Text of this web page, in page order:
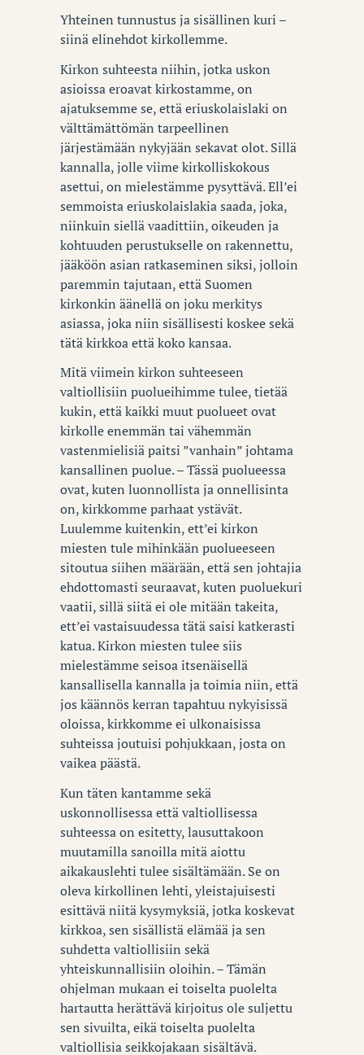
Yhteinen tunnustus ja sisällinen kuri –
siinä elinehdot kirkollemme.
Kirkon suhteesta niihin, jotka uskon
asioissa eroavat kirkostamme, on
ajatuksemme se, että eriuskolaislaki on
välttämättömän tarpeellinen
järjestämään nykyjään sekavat olot. Sillä
kannalla, jolle viime kirkolliskokous
asettui, on mielestämme pysyttävä. Ell’ei
semmoista eriuskolaislakia saada, joka,
niinkuin siellä vaadittiin, oikeuden ja
kohtuuden perustukselle on rakennettu,
jääköön asian ratkaseminen siksi, jolloin
paremmin tajutaan, että Suomen
kirkonkin äänellä on joku merkitys
asiassa, joka niin sisällisesti koskee sekä
tätä kirkkoa että koko kansaa.
Mitä viimein kirkon suhteeseen
valtiollisiin puolueihimme tulee, tietää
kukin, että kaikki muut puolueet ovat
kirkolle enemmän tai vähemmän
vastenmielisiä paitsi ”vanhain” johtama
kansallinen puolue. – Tässä puolueessa
ovat, kuten luonnollista ja onnellisinta
on, kirkkomme parhaat ystävät.
Luulemme kuitenkin, ett’ei kirkon
miesten tule mihinkään puolueeseen
sitoutua siihen määrään, että sen johtajia
ehdottomasti seuraavat, kuten puoluekuri
vaatii, sillä siitä ei ole mitään takeita,
ett’ei vastaisuudessa tätä saisi katkerasti
katua. Kirkon miesten tulee siis
mielestämme seisoa itsenäisellä
kansallisella kannalla ja toimia niin, että
jos käännös kerran tapahtuu nykyisissä
oloissa, kirkkomme ei ulkonaisissa
suhteissa joutuisi pohjukkaan, josta on
vaikea päästä.
Kun täten kantamme sekä
uskonnollisessa että valtiollisessa
suhteessa on esitetty, lausuttakoon
muutamilla sanoilla mitä aiottu
aikakauslehti tulee sisältämään. Se on
oleva kirkollinen lehti, yleistajuisesti
esittävä niitä kysymyksiä, jotka koskevat
kirkkoa, sen sisällistä elämää ja sen
suhdetta valtiollisiin sekä
yhteiskunnallisiin oloihin. – Tämän
ohjelman mukaan ei toiselta puolelta
hartautta herättävä kirjoitus ole suljettu
sen sivuilta, eikä toiselta puolelta
valtiollisia seikkojakaan sisältävä.